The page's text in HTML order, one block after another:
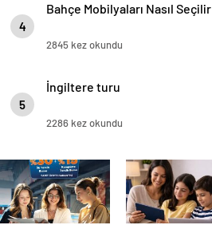
4
Bahçe Mobilyaları Nasıl Seçilir
2845 kez okundu
5
İngiltere turu
2286 kez okundu